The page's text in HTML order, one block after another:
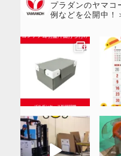
プラダンのヤマ
例などを公開中！